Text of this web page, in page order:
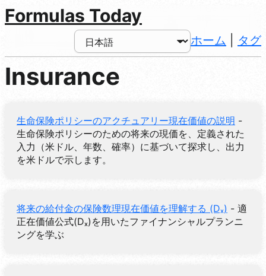
Formulas Today
ホーム タグ
Insurance
生命保険ポリシーのアクチュアリー現在価値の説明 -
生命保険ポリシーのための将来の現価を、定義された
入力（米ドル、年数、確率）に基づいて探求し、出力
を米ドルで示します。
将来の給付金の保険数理現在価値を理解する (Dₓ) - 適
正在価値公式(Dₓ)を用いたファイナンシャルプランニ
ングを学ぶ